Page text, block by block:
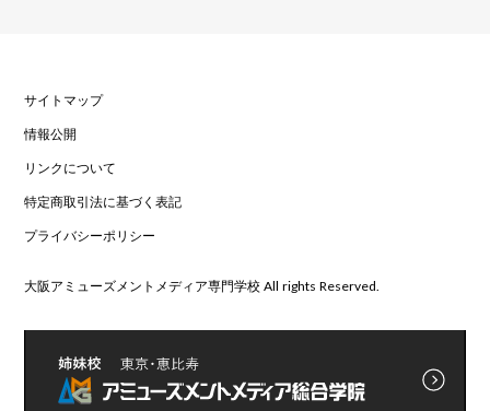
サイトマップ
情報公開
リンクについて
特定商取引法に基づく表記
プライバシーポリシー
大阪アミューズメントメディア専門学校 All rights Reserved.